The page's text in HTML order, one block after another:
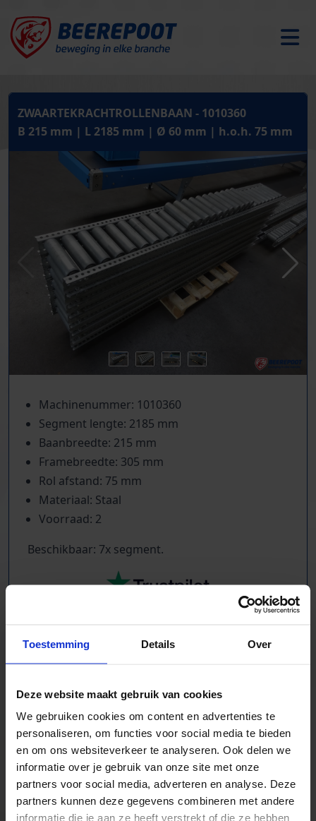
Toestemming Details Over
Deze website maakt gebruik van cookies
We gebruiken cookies om content en advertenties te
personaliseren, om functies voor social media te bieden
en om ons websiteverkeer te analyseren. Ook delen we
informatie over je gebruik van onze site met onze
partners voor social media, adverteren en analyse. Deze
partners kunnen deze gegevens combineren met andere
informatie die je aan ze heeft verstrekt of die ze hebben
ZWAARTEKRACHTROLLENBAAN - 1010360
B 215 mm | L 2185 mm | Ø 60 mm | h.o.h. 75 mm
Machinenummer: 1010360
Segment lengte: 2185 mm
Baanbreedte: 215 mm
Framebreedte: 305 mm
Rol afstand: 75 mm
Materiaal: Staal
Voorraad: 2
Beschikbaar: 7x segment.
TrustScore5.0|213
Zwaartekracht en aangedreven
Nieuw & gebruikt
Voor talloze toepassingen
Pakjes, doosjes, kratjes, pallets…